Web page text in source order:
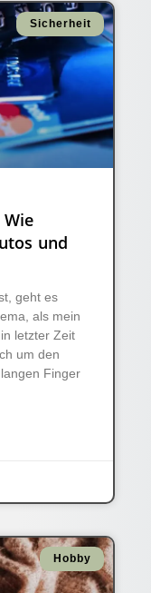
Sicherheit
und
geht es
als mein
letzter Zeit
um den
Finger
Hobby